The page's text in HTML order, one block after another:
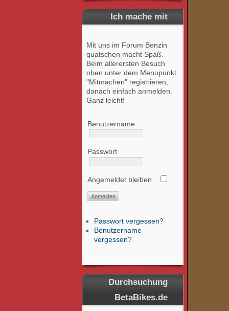
Ich mache mit
Mit uns im Forum Benzin
quatschen macht Spaß.
Beim allerersten Besuch
oben unter dem Menupunkt
"Mitmachen" registrieren,
danach einfach anmelden.
Ganz leicht!
Benutzername
Passwort
Angemeldet bleiben
Passwort vergessen?
Benutzername
vergessen?
Durchsuchung
BetaBikes.de